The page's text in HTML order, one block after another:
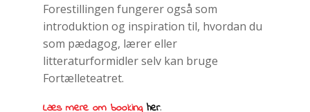
Forestillingen fungerer også som
introduktion og inspiration til, hvordan du
som pædagog, lærer eller
litteraturformidler selv kan bruge
Fortælleteatret.
Læs mere om booking her.